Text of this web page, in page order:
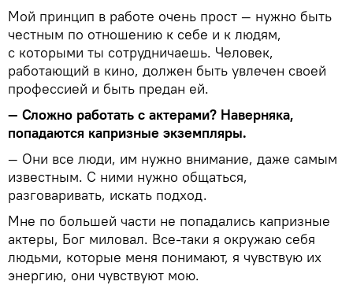
Мой принцип в работе очень прост — нужно быть
честным по отношению к себе и к людям,
с которыми ты сотрудничаешь. Человек,
работающий в кино, должен быть увлечен своей
профессией и быть предан ей.
— Сложно работать с актерами? Наверняка,
попадаются капризные экземпляры.
— Они все люди, им нужно внимание, даже самым
известным. С ними нужно общаться,
разговаривать, искать подход.
Мне по большей части не попадались капризные
актеры, Бог миловал. Все-таки я окружаю себя
людьми, которые меня понимают, я чувствую их
энергию, они чувствуют мою.